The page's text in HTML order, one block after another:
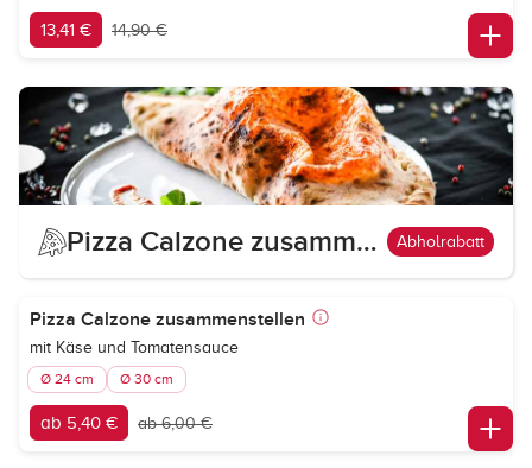
13,41 € 14,90 €
Pizza Calzone zusammenstellen Abholrabatt
Pizza Calzone zusammenstellen
mit Käse und Tomatensauce
Ø 24 cm Ø 30 cm
ab 5,40 € ab 6,00 €